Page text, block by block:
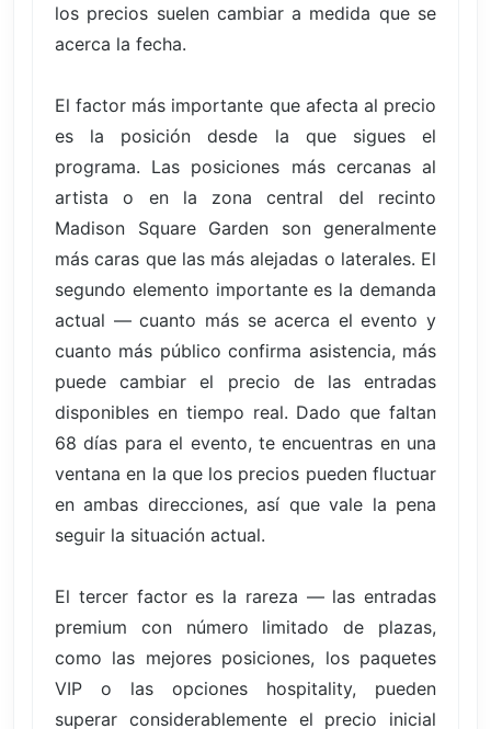
los precios suelen cambiar a medida que se
acerca la fecha.
El factor más importante que afecta al precio
es la posición desde la que sigues el
programa. Las posiciones más cercanas al
artista o en la zona central del recinto
Madison Square Garden son generalmente
más caras que las más alejadas o laterales. El
segundo elemento importante es la demanda
actual — cuanto más se acerca el evento y
cuanto más público confirma asistencia, más
puede cambiar el precio de las entradas
disponibles en tiempo real. Dado que faltan
68 días para el evento, te encuentras en una
ventana en la que los precios pueden fluctuar
en ambas direcciones, así que vale la pena
seguir la situación actual.
El tercer factor es la rareza — las entradas
premium con número limitado de plazas,
como las mejores posiciones, los paquetes
VIP o las opciones hospitality, pueden
superar considerablemente el precio inicial